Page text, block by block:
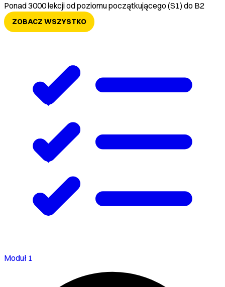
Ponad 3000 lekcji od poziomu początkującego (S1) do B2
ZOBACZ WSZYSTKO
Moduł 1